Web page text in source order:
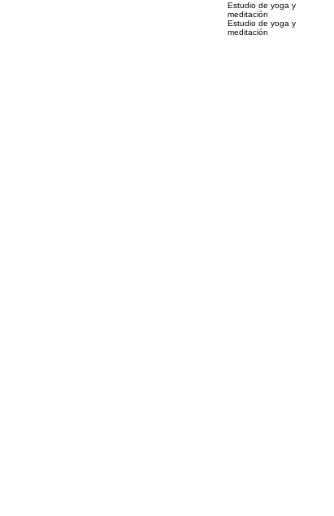
Estudio de yoga y
meditación
Estudio de yoga y
meditación